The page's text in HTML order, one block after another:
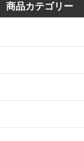
商品カテゴリー